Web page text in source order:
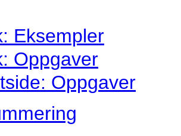
Eksempler
Oppgaver
Oppgaver